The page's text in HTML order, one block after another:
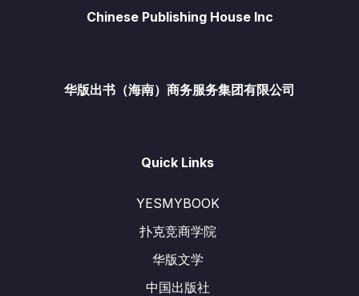
Chinese Publishing House Inc
华版出书（海南）商务服务集团有限公司
Quick Links
YESMYBOOK
扑克竞商学院
华版文学
中国出版社